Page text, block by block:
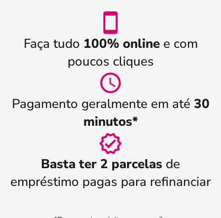
Faça tudo 100% onlinee com
poucos cliques
Pagamento geralmente em até 30
minutos*
Basta ter 2 parcelas de
empréstimo pagas para refinanciar